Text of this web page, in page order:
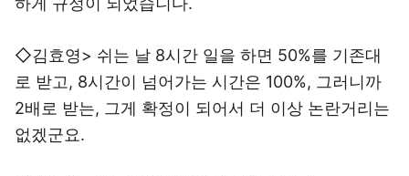
◇김효영> 쉬는 날 8시간 일을 하면 50%를 기존대
로 받고, 8시간이 넘어가는 시간은 100%, 그러니까
2배로 받는, 그게 확정이 되어서 더 이상 논란거리는
없겠군요.